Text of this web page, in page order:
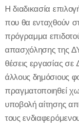
Η διαδικασία
που θα ενταχθούν
πρόγραμμα
απασχόλησης της
θέσεις εργασίας σε
άλλους δημόσιους
πραγματοποιηθεί
υποβολή αίτησης
τους